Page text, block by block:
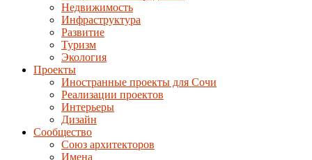
Недвижимость
Инфраструктура
Развитие
Туризм
Экология
Проекты
Иностранные проекты для Сочи
Реализации проектов
Интерьеры
Дизайн
Сообщество
Союз архитекторов
Имена